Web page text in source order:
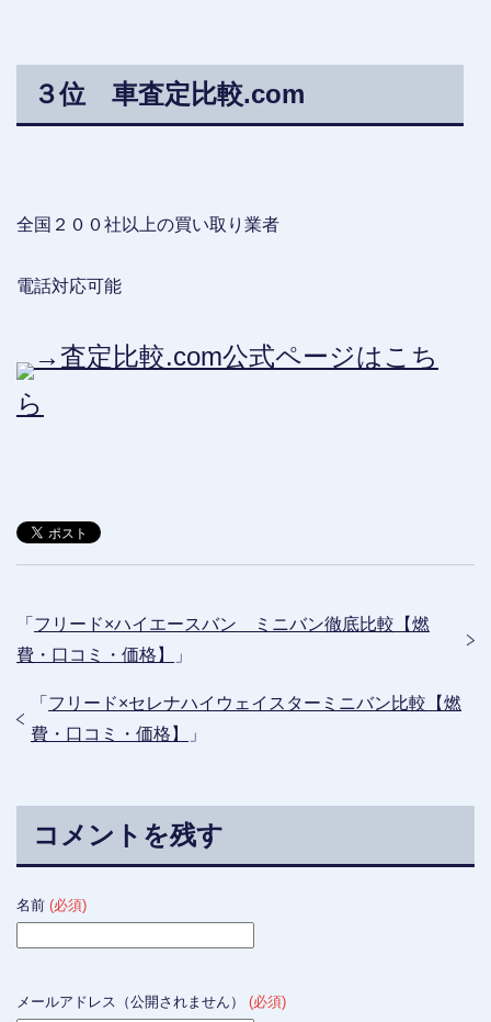
３位 車査定比較.com
全国２００社以上の買い取り業者
電話対応可能
→査定比較.com公式ページはこち
ら
「 フリード×ハイエースバン ミニバン徹底比較【燃
費・口コミ・価格】
」
「 フリード×セレナハイウェイスターミニバン比較【燃
費・口コミ・価格】
」
コメントを残す
名前 (必須)
メールアドレス（公開されません） (必須)